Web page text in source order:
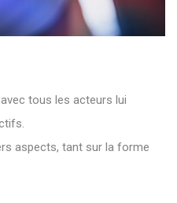
tous les acteurs lui
aspects, tant sur la forme